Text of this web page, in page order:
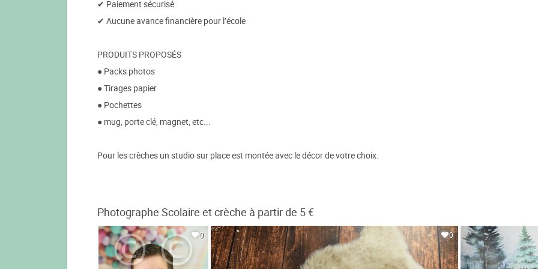
✔ Paiement sécurisé
✔ Aucune avance financière pour l’école
PRODUITS PROPOSÉS
● Packs photos
● Tirages papier
● Pochettes
● mug, porte clé, magnet, etc...
Pour les crèches un studio sur place est montée avec le décor de votre choix.
Photographe Scolaire et crèche à partir de 5 €
0 0